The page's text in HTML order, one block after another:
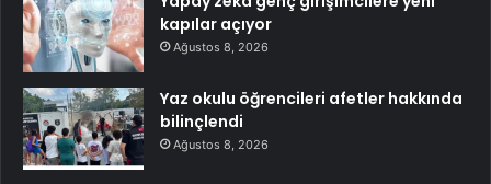
kapılar açıyor
Ağustos 8, 2026
Yaz okulu öğrencileri afetler hakkında
bilinçlendi
Ağustos 8, 2026